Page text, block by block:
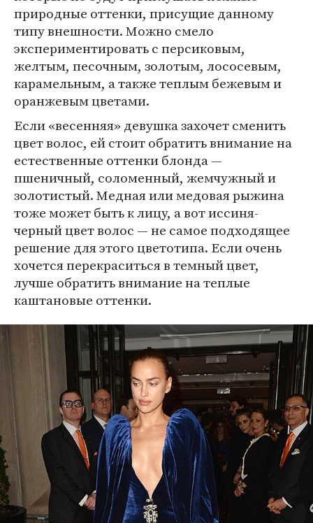
природные оттенки, присущие данному
типу внешности. Можно смело
экспериментировать с персиковым,
желтым, песочным, золотым, лососевым,
карамельным, а также теплым бежевым и
оранжевым цветами.
Если «весенняя» девушка захочет сменить
цвет волос, ей стоит обратить внимание на
естественные оттенки блонда —
пшеничный, соломенный, жемчужный и
золотистый. Медная или медовая рыжина
тоже может быть к лицу, а вот иссиня-
черный цвет волос — не самое подходящее
решение для этого цветотипа. Если очень
хочется перекраситься в темный цвет,
лучше обратить внимание на теплые
каштановые оттенки.